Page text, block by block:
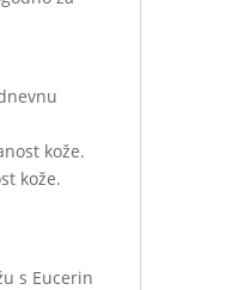
kože.
kože.
s Eucerin